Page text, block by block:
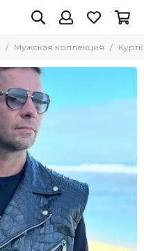
Мужская коллекция